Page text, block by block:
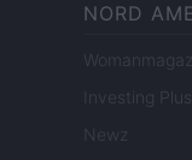
NORD
Investing Plus
Newz